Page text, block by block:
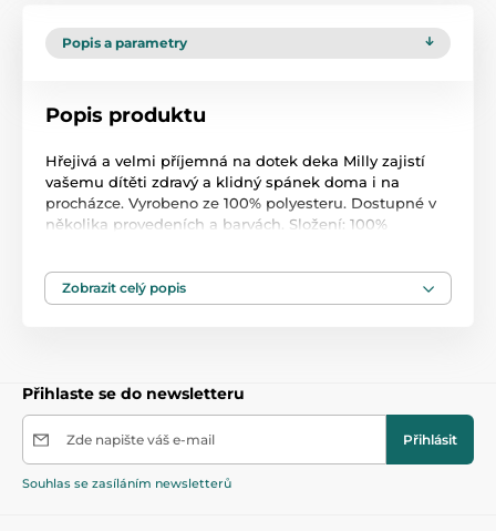
Popis a parametry
Popis produktu
Hřejivá a velmi příjemná na dotek deka Milly zajistí
vašemu dítěti zdravý a klidný spánek doma i na
procházce. Vyrobeno ze 100% polyesteru. Dostupné v
několika provedeních a barvách. Složení: 100%
Dětské deky 47,5
Zobrazit celý popis
Přihlaste se do newsletteru
Zde napište váš e-mail Přihlásit
Souhlas se zasíláním newsletterů